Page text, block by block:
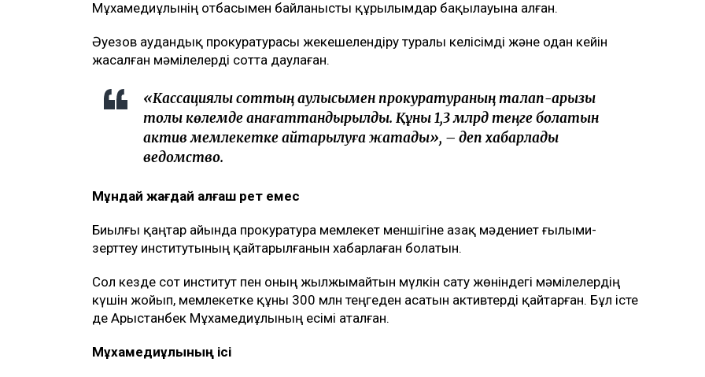
Мұхамедиұлынің отбасымен байланысты құрылымдар бақылауына алған.
Әуезов аудандық прокуратурасы жекешелендіру туралы келісімді және одан кейін
жасалған мәмілелерді сотта даулаған.
«Кассациялық соттың қаулысымен прокуратураның талап-арызы
толық көлемде қанағаттандырылды. Құны 1,3 млрд теңге болатын
актив мемлекетке қайтарылуға жатады», – деп хабарлады
ведомство.
Мұндай жағдай алғаш рет емес
Биылғы қаңтар айында прокуратура мемлекет меншігіне Қазақ мәдениет ғылыми-
зерттеу институтының қайтарылғанын хабарлаған болатын.
Сол кезде сот институт пен оның жылжымайтын мүлкін сату жөніндегі мәмілелердің
күшін жойып, мемлекетке құны 300 млн теңгеден асатын активтерді қайтарған. Бұл істе
де Арыстанбек Мұхамедиұлының есімі аталған.
Мұхамедиұлының ісі